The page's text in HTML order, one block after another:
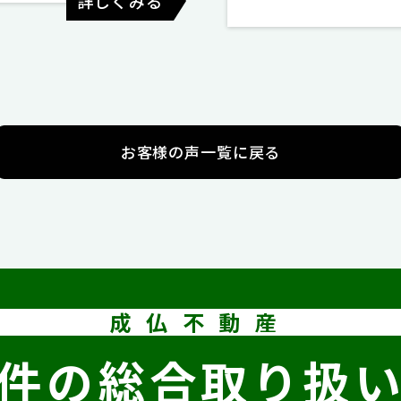
お客様の声一覧に戻る
成仏不動産
の総合取り扱